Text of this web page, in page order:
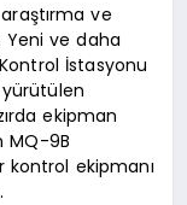
ve
Yeni ve daha
İstasyonu
ekipman
MQ-9B
ekipmanı